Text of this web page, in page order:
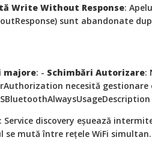
Write Without Response:
sunt abandonate
majore: - Schimbări Autorizare:
necesită
: Service discovery eșuează
se mută între rețele WiFi